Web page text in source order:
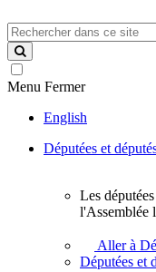
Rechercher
dans
ce
site
Menu Fermer
English
Députées et
députés
Les
l'Assemblée
Aller à
Députées et